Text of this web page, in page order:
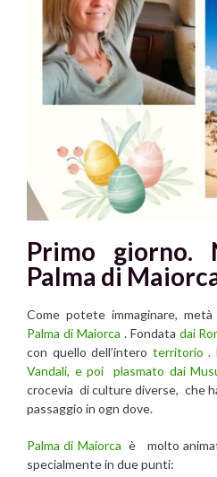
Primo giorno.
Palma di
Come potete immaginare,
Palma di Maiorca . Fondata dai
con quello dell’intero territorio .
Vandali, e poi plasmato dai
crocevia di culture diverse, che
passaggio in ogn dove.
Palma di Maiorca è molto
specialmente in due punti: